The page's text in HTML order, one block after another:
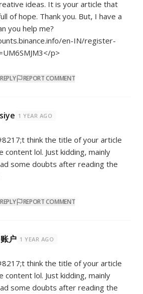
ideas. It is your article that
of hope. Thank you. But, I have a
you help me?
en-IN/register-
p>
REPLY REPORT COMMENT
1 YEAR AGO
think the title of your article
content lol. Just kidding, mainly
some doubts after reading the
REPLY REPORT COMMENT
户 1 YEAR AGO
think the title of your article
content lol. Just kidding, mainly
some doubts after reading the